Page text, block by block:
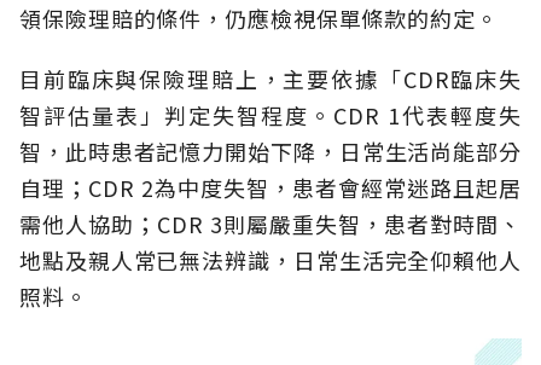
領保險理賠的條件，仍應檢視保單條款的約定。
目前臨床與保險理賠上，主要依據「CDR臨床失
智評估量表」判定失智程度。CDR 1代表輕度失
智，此時患者記憶力開始下降，日常生活尚能部分
自理；CDR 2為中度失智，患者會經常迷路且起居
需他人協助；CDR 3則屬嚴重失智，患者對時間、
地點及親人常已無法辨識，日常生活完全仰賴他人
照料。